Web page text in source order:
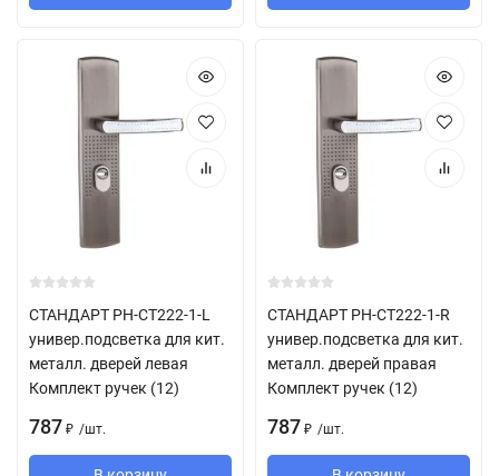
СТАНДАРТ РН-СТ222-1-L
универ.подсветка для кит.
металл. дверей левая
Комплект ручек (12)
787 ₽ /шт.
СТАНДАРТ РН-СТ222-1-R
универ.подсветка для кит.
металл. дверей правая
Комплект ручек (12)
787 ₽ /шт.